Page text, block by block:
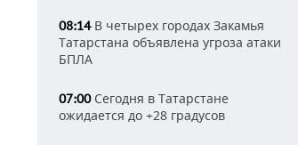
08:14В четырех городах Закамья
Татарстана объявлена угроза атаки
БПЛА
07:00Сегодня в Татарстане
ожидается до +28 градусов